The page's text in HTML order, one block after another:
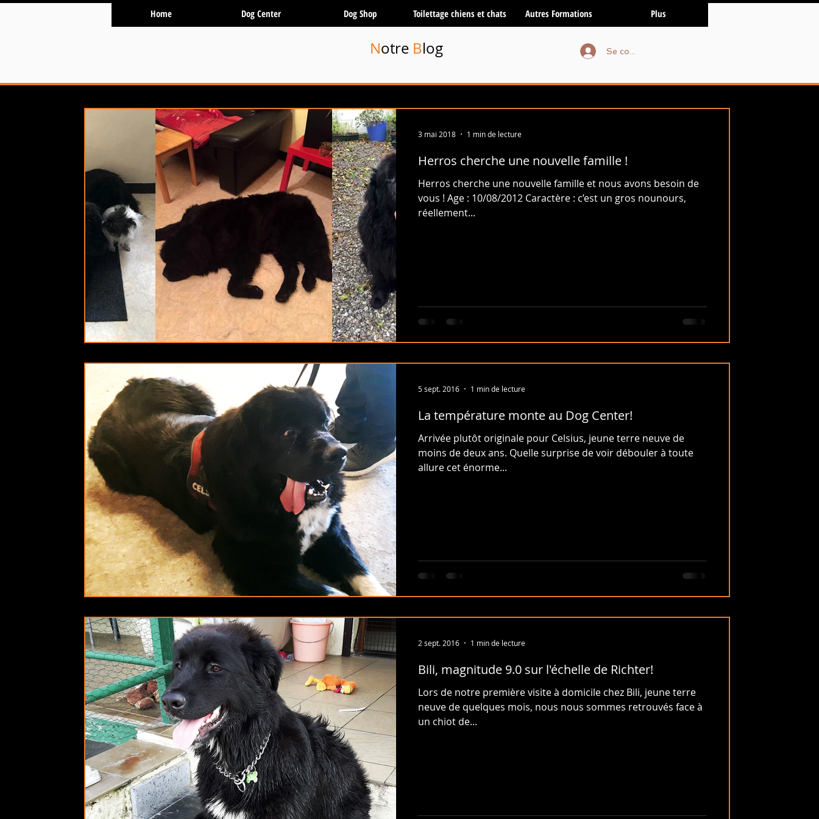
Home Dog Center Dog Shop Toilettage chiens et chats Autres Formations Plus
Se connecter
Notre Blog
Herros cherche une nouvelle famille !
Herros cherche une nouvelle famille et nous avons besoin de
vous ! Age : 10/08/2012 Caractère : c’est un gros nounours,
réellement...
3 mai 2018 1 min de lecture
La température monte au Dog Center!
Arrivée plutôt originale pour Celsius, jeune terre neuve de
moins de deux ans. Quelle surprise de voir débouler à toute
allure cet énorme...
5 sept. 2016 1 min de lecture
Bili, magnitude 9.0 sur l'échelle de Richter!
Lors de notre première visite à domicile chez Bili, jeune terre
neuve de quelques mois, nous nous sommes retrouvés face à
un chiot de...
2 sept. 2016 1 min de lecture